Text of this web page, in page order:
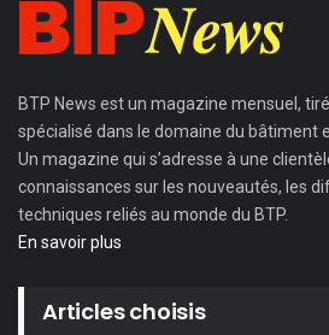
BTP News est un magazine mensuel,
spécialisé dans le domaine du bâtiment
Un magazine qui s’adresse à une
connaissances sur les nouveautés, les
techniques reliés au monde du BTP.
En savoir plus
Articles choisis